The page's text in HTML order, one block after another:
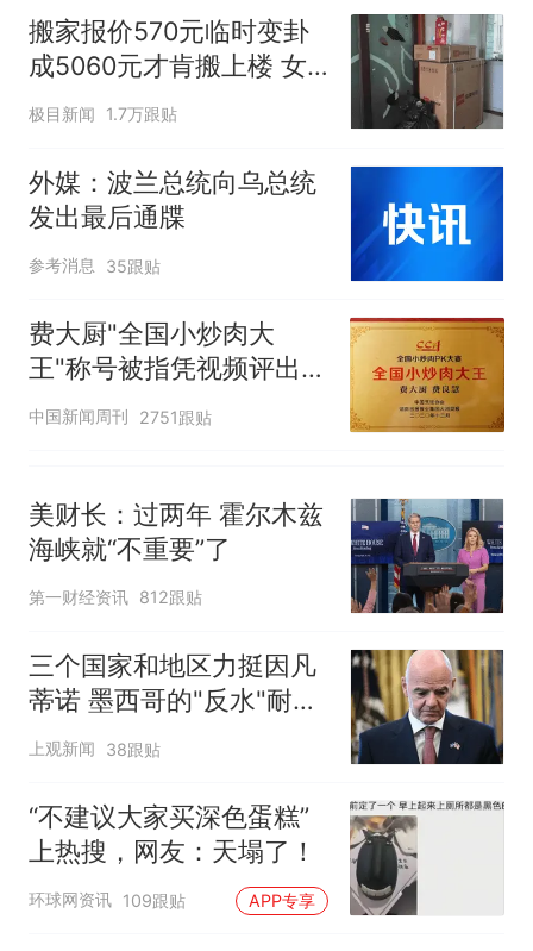
试前13名均遭淘汰？教育局：
已叫停招聘，成立调查组全面
核查
空调24小时开着反而更省电？
电力部门回应
“不建议大家买深色蛋糕”上热
南航一航班疑向乘客发放西梅
汁，致多名乘客在飞行途中排
队上厕所！乘客：机上100多
人只有2个厕所；客服回应：并
那个在床头放菜刀的女孩，
因老师一句“跟我回家”改写了
搬家报价570元临时变卦
成5060元才肯搬上楼 女
子傻眼
极目新闻 1.7万跟贴
外媒：波兰总统向乌总统
发出最后通牒
参考消息 35跟贴
费大厨"全国小炒肉大
王"称号被指凭视频评出
官方回应
中国新闻周刊 2751跟贴
美财长：过两年 霍尔木兹
海峡就“不重要”了
第一财经资讯 812跟贴
三个国家和地区力挺因凡
蒂诺 墨西哥的"反水"耐人
寻味
上观新闻 38跟贴
“不建议大家买深色蛋糕”
上热搜，网友：天塌了！
环球网资讯 109跟贴 APP专享